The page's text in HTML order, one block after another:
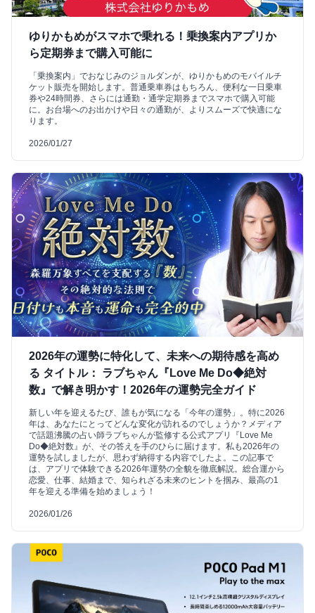
ゆりかもめがスマホで乗れる！乗換案内アプリか
ら定期券まで購入可能に
「乗換案内」でおなじみのジョルダンが、ゆりかもめのモバイルチ
ケット販売を開始します。普通乗車券はもちろん、便利な一日乗車
券や24時間券、さらには通勤・通学定期券までスマホで購入可能
に。お台場へのお出かけや日々の通勤が、よりスムーズで快適にな
ります。
2026/01/27
2026年の運勢に特化して、未来への期待感を高め
る タイトル： ラブちゃん『Love Me Do◆絶対
数』で解き明かす！2026年の運勢完全ガイド
新しい年を迎えるたび、誰もが気になる「今年の運勢」。特に2026
年は、あなたにとってどんな変化が訪れるのでしょうか？メディア
で話題沸騰の占い師ラブちゃんが監修する公式アプリ『Love Me
Do◆絶対数』が、その答えを手のひらに届けます。私も2026年の
運勢を試しましたが、思わず納得する内容でしたよ。この記事で
は、アプリで体験できる2026年運勢の全貌を徹底解説。総合運から
恋愛、仕事、結婚まで、知られざる未来のヒントを掴み、最高の1
年を迎える準備を始めましょう！
2026/01/26